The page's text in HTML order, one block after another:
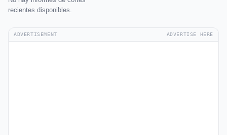
recientes disponibles.
ADVERTISEMENT ADVERTISE HERE